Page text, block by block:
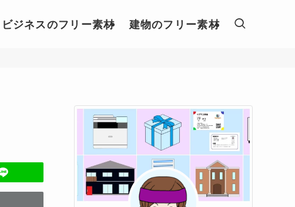
ビジネスのフリー素材 建物のフリー素材